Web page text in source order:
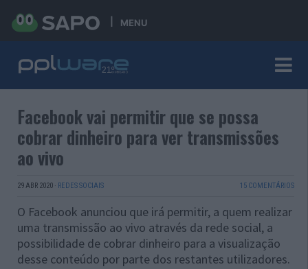
MENU
Facebook vai permitir que se possa
cobrar dinheiro para ver transmissões
ao vivo
29 ABR 2020 · REDES SOCIAIS 15 COMENTÁRIOS
O Facebook anunciou que irá permitir, a quem realizar
uma transmissão ao vivo através da rede social, a
possibilidade de cobrar dinheiro para a visualização
desse conteúdo por parte dos restantes utilizadores.